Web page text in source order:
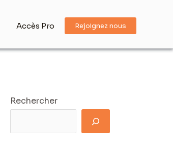
Accès Pro Rejoignez nous
Rechercher